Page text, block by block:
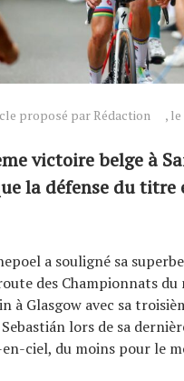
proposé par Rédaction ,
victoire belge à
la défense du titre
a souligné sa
des Championnats du
à Glasgow avec sa
Sebastián lors de sa
ciel, du moins pour le